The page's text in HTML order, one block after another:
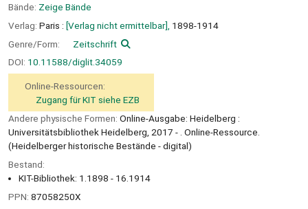
Bände: Zeige Bände
Verlag: Paris : [Verlag nicht ermittelbar], 1898-1914
Genre/Form:
Zeitschrift
DOI: 10.11588/diglit.34059
Online-Ressourcen:
Zugang für KIT siehe EZB
Andere physische Formen: Online-Ausgabe: Heidelberg :
Universitätsbibliothek Heidelberg, 2017 - . Online-Ressource.
(Heidelberger historische Bestände - digital)
Bestand:
KIT-Bibliothek: 1.1898 - 16.1914
PPN: 87058250X